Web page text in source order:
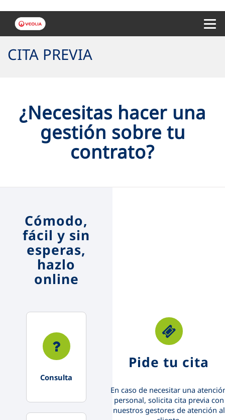
CITA PREVIA
¿Necesitas hacer una
gestión sobre tu
contrato?
Cómodo,
fácil y sin
esperas,
hazlo
online
Consulta
Pide tu cita
En caso de necesitar una
personal, solicita cita previa con
nuestros gestores de atención al